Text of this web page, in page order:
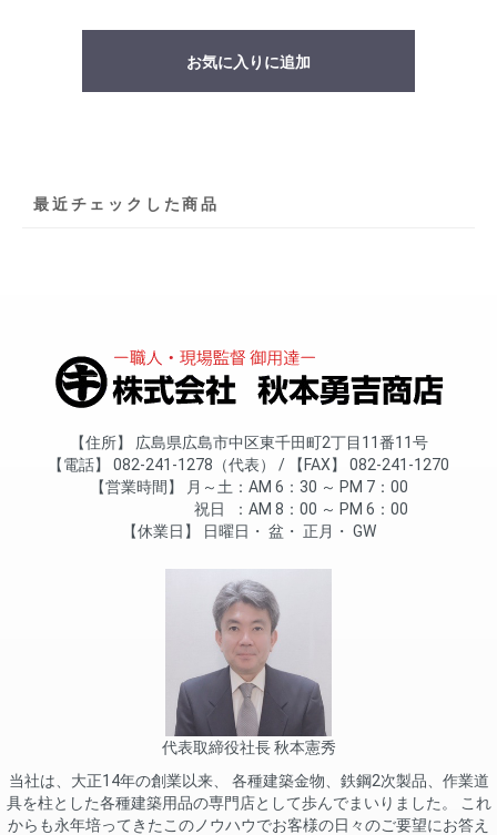
お気に入りに追加
最近チェックした商品
住所
広島県広島市中区東千田町2丁目11番11号
電話
082-241-1278（代表） FAX
082-241-1270
営業時間
月～土
AM 6：30 ～ PM 7：00
祝日
AM 8：00 ～ PM 6：00
休業日
日曜日 盆 正月 GW
代表取締役社長 秋本憲秀
当社は、大正14年の創業以来、 各種建築金物、鉄鋼2次製品、作業道
具を柱とした各種建築用品の専門店として歩んでまいりました。 これ
からも永年培ってきたこのノウハウでお客様の日々のご要望にお答え